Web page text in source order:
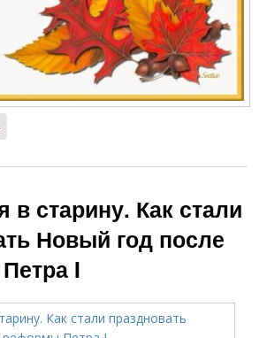
в старину. Как стали
Новый год после
I